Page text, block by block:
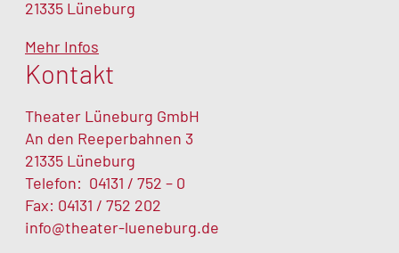
21335 Lüneburg
Mehr Infos
Kontakt
Theater Lüneburg GmbH
An den Reeperbahnen 3
21335 Lüneburg
Telefon: 04131 / 752 – 0
Fax: 04131 / 752 202
info@theater-lueneburg.de